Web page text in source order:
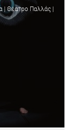
| Θέατρο Παλλάς |